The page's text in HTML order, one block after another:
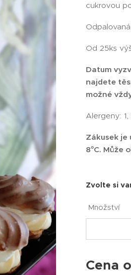
cukrovou
Od 25ks
Datum
najdete
možné
Alergeny: 1,
Zákusek
8°C. Může
Zvolte si
Množství
Cena